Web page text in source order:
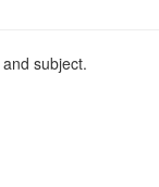
subject.